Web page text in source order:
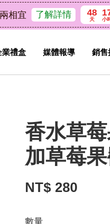
相宜 了解詳情 48
天 小
業禮盒 媒體報導 銷售
香水草
加草莓
NT$ 280
數量